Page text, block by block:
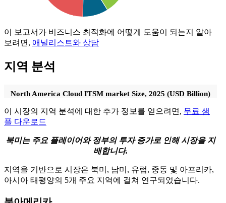
이 보고서가 비즈니스 최적화에 어떻게 도움이 되는지 알아
보려면, 애널리스트와 상담
지역 분석
North America Cloud ITSM market Size, 2025 (USD Billion)
이 시장의 지역 분석에 대한 추가 정보를 얻으려면, 무료 샘
플 다운로드
북미는 주요 플레이어와 정부의 투자 증가로 인해 시장을 지
배합니다.
지역을 기반으로 시장은 북미, 남미, 유럽, 중동 및 아프리카,
아시아 태평양의 5개 주요 지역에 걸쳐 연구되었습니다.